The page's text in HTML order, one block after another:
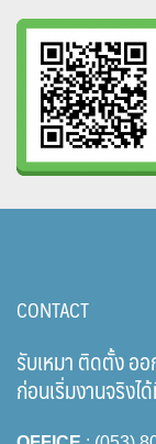
CONTACT
รับเหมา ติดตั้ง อ
ก่อนเริ่มงานจริงไ